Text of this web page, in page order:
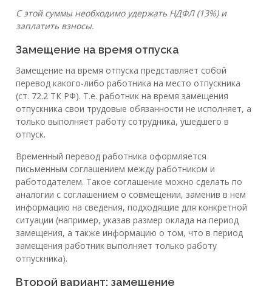
С этой суммы необходимо удержать НДФЛ (13%) и
заплатить взносы.
Замещение на время отпуска
Замещение на время отпуска представляет собой
перевод какого-либо работника на место отпускника
(ст. 72.2 ТК РФ). Т.е. работник на время замещения
отпускника свои трудовые обязанности не исполняет, а
только выполняет работу сотрудника, ушедшего в
отпуск.
Временный перевод работника оформляется
письменным соглашением между работником и
работодателем. Такое соглашение можно сделать по
аналогии с соглашением о совмещении, заменив в нем
информацию на сведения, подходящие для конкретной
ситуации (например, указав размер оклада на период
замещения, а также информацию о том, что в период
замещения работник выполняет только работу
отпускника).
Второй вариант: замещение